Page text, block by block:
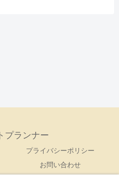
プランナー
プライバシーポリシー
お問い合わせ